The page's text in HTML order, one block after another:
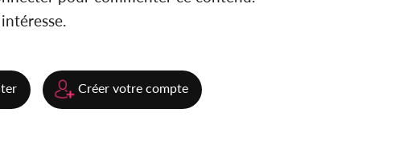
Créer votre compte